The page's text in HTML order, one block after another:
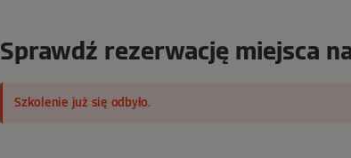
Sprawdź rezerwację miejsca
Szkolenie już się odbyło.